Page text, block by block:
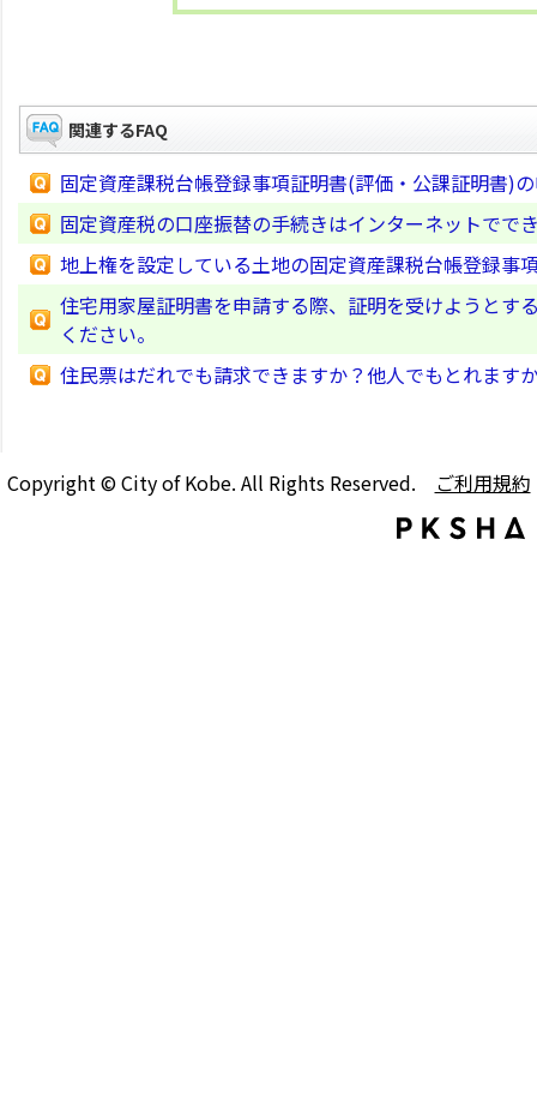
関連するFAQ
固定資産課税台帳登録事項証明書(評価・公課証明書)
固定資産税の口座振替の手続きはインターネットでで
地上権を設定している土地の固定資産課税台帳登録事
住宅用家屋証明書を申請する際、証明を受けようとす
ください。
住民票はだれでも請求できますか？他人でもとれます
Copyright © City of Kobe. All Rights Reserved. ご利用規約